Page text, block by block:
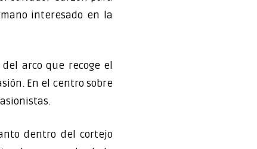
interesado en la
arco que recoge el
En el centro sobre
dentro del cortejo